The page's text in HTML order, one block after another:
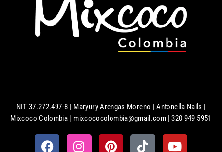
NIT 37.272.497-8 | Maryury Arengas Moreno | Antonella Nails |
Mixcoco Colombia | mixcococolombia@gmail.com | 320 949 5951